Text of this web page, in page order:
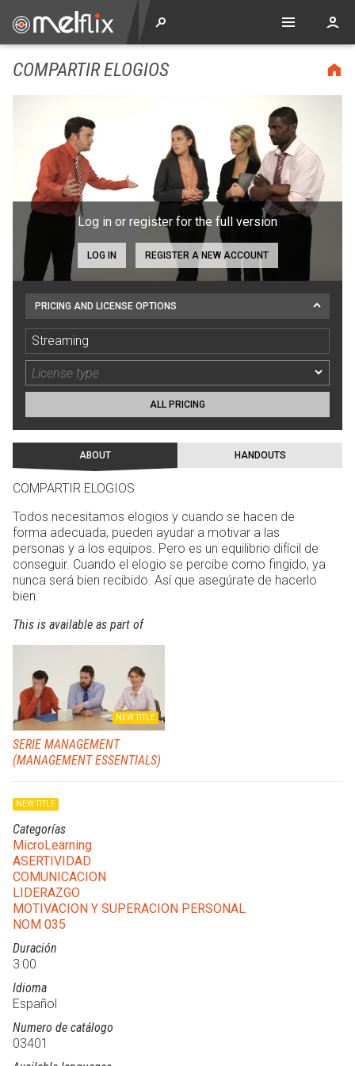
COMPARTIR ELOGIOS
Log in or register for the full version
LOG IN REGISTER A NEW ACCOUNT
PRICING AND LICENSE OPTIONS
Streaming
ALL PRICING
ABOUT HANDOUTS
COMPARTIR ELOGIOS
Todos necesitamos elogios y cuando se hacen de
forma adecuada, pueden ayudar a motivar a las
personas y a los equipos. Pero es un equilibrio difícil de
conseguir. Cuando el elogio se percibe como fingido, ya
nunca será bien recibido. Así que asegúrate de hacerlo
bien.
This is available as part of
SERIE MANAGEMENT
(MANAGEMENT ESSENTIALS)
NEW TITLE
NEW TITLE
Categorías
MicroLearning
ASERTIVIDAD
COMUNICACION
LIDERAZGO
MOTIVACION Y SUPERACION PERSONAL
NOM 035
Duración
3:00
Idioma
Español
Numero de catálogo
03401